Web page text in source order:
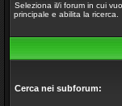
Seleziona il/i forum in cui
principale e abilita la ricerca.
Cerca nei subforum: